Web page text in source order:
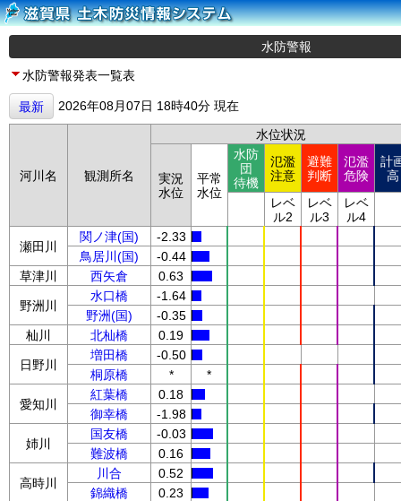
水防警報
水防警報発表一覧表
最新 2026年08月07日 18時40分 現在
河川名 観測所名
水位状況
実況
水位
平常
水位
水防
団
待機
氾濫
注意
避難
判断
氾濫
危険
計
高
レベ
ル2
レベ
ル3
レベ
ル4
瀬田川
関ノ津(国)
-2.33
鳥居川(国)
-0.44
草津川
西矢倉 0.63
野洲川
水口橋
-1.64
野洲(国)
-0.35
杣川
北杣橋 0.19
日野川
増田橋
-0.50
桐原橋
* *
愛知川
紅葉橋
0.18
御幸橋
-1.98
姉川
国友橋
-0.03
難波橋
0.16
高時川
川合
0.52
錦織橋
0.23